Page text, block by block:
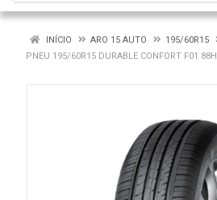
INÍCIO ARO 15 AUTO
195/60R15
PNEU 195/60R15 DURABLE CONFORT F01 88H